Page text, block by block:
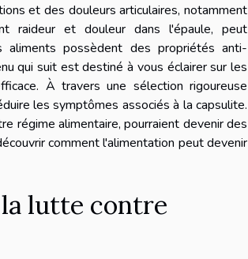
et des douleurs articulaires, notamment
raideur et douleur dans l'épaule, peut
aliments possèdent des propriétés anti-
qui suit est destiné à vous éclairer sur les
À travers une sélection rigoureuse
les symptômes associés à la capsulite.
régime alimentaire, pourraient devenir des
comment l'alimentation peut devenir
lutte contre